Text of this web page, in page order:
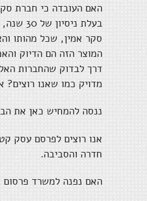
האם העובדה כי חברת
בעלת
סקר אמין, שכל מהותו
המוצר הזה הם הדיוק
דרך לבדוק שהחברות
מדויק כמו שאנו רוצים?
ננסה להמחיש כאן את
אנו רוצים לפרסם עסק
חדרה והסביבה.
האם נפנה למשרד פרסום